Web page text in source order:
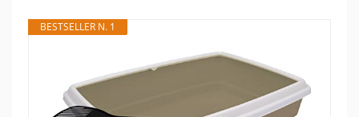
BESTSELLER N. 1